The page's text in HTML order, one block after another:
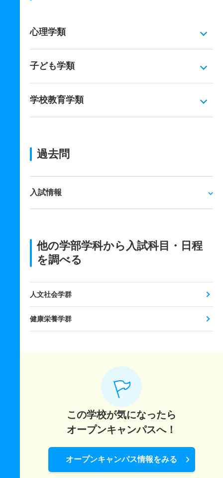
心理学類
子ども学類
学校教育学類
過去問
入試情報
他の学部学科から入試科目・日程
を調べる
人文社会学群
健康栄養学群
この学校が気になったら
オープンキャンパスへ！
オープンキャンパス情報をみる